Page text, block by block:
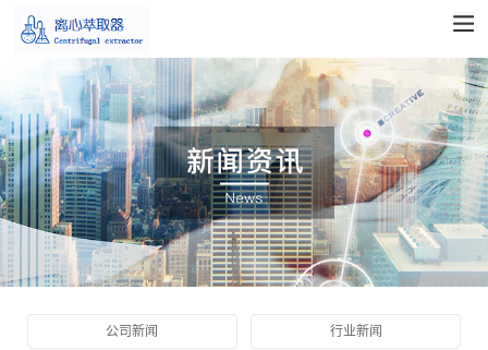
公司新闻 行业新闻